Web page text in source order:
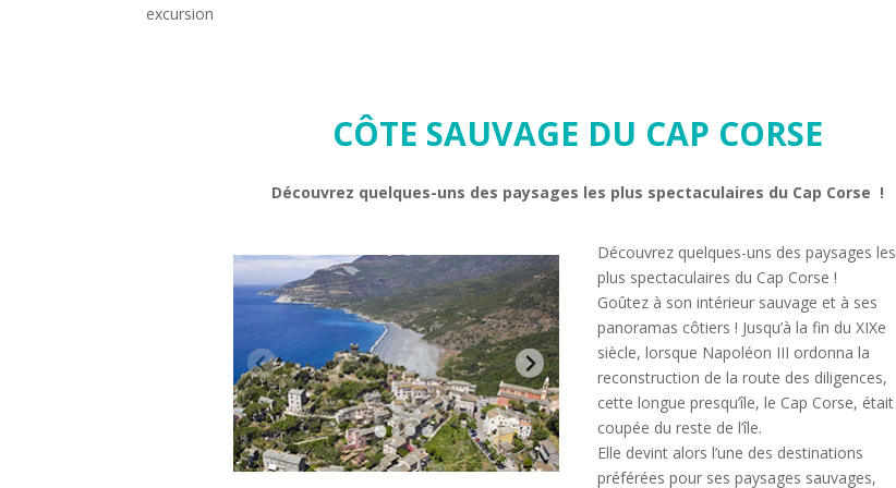
excursion
CÔTE SAUVAGE DU CAP CORSE
Découvrez quelques-uns des paysages les plus spectaculaires du Cap Corse !
Découvrez quelques-uns des paysages les
plus spectaculaires du Cap Corse !
Goûtez à son intérieur sauvage et à ses
panoramas côtiers ! Jusqu’à la fin du XIXe
siècle, lorsque Napoléon III ordonna la
reconstruction de la route des diligences,
cette longue presqu’île, le Cap Corse, était
coupée du reste de l’île.
Elle devint alors l’une des destinations
préférées pour ses paysages sauvages,